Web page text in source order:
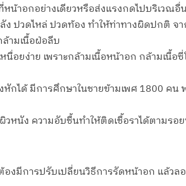
น้าอกอย่างเดียวหรือส่งแรงกดไปบริเวณ
ปวดไหล่ ปวดท้อง ทำให้ท่าทางผิดปกติ จ
ามเนื้อฝ่อลีบ
นื่อยง่าย เพราะกล้ามเนื้อหน้าอก กล้ามเนื้
กได้ มีการศึกษาในชายข้ามเพศ 1800 ค
หนัง ความอับชื้นทำให้ติดเชื้อราได้ตามร
งมีการปรับเปลี่ยนวิธีการรัดหน้าอก แล้วล